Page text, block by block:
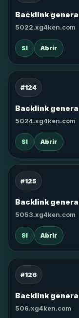
Backlink
5022.xg4ken.com
SI Abrir
#124
Backlink
5024.xg4ken.com
SI Abrir
#125
Backlink
5053.xg4ken.com
SI Abrir
#126
Backlink
506.xg4ken.com